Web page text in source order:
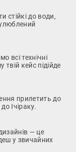
стійкі до води,
всі технічні
кейс підійде
прилетить до
Ічіраку.
— це
у звичайних